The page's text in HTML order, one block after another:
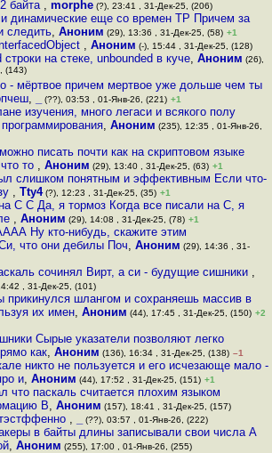
байта ,morphe (?), 23:41 , 31-Дек-25, (206)
динамические еще со времен TP Причем за
следить, Аноним (29), 13:36 , 31-Дек-25, (58) +1
,Аноним (-), 15:44 , 31-Дек-25, (128)
строки на стеке, unbounded в куче,Аноним (26),
(143)
- мёртвое причем мертвое уже дольше чем ты
, (??), 03:53 , 01-Янв-26, (221) +1
изучения, много легаси и всякого полу
программирования, Аноним (235), 12:35 , 01-Янв-26,
писать почти как на скриптовом языке
то , Аноним (29), 13:40 , 31-Дек-25, (63) +1
слишком понятным и эффективным Если что-
, Tty4(?), 12:23 , 31-Дек-25, (35) +1
C C Да, я тормоз Когда все писали на C, я
, Аноним (29), 14:08 , 31-Дек-25, (78) +1
Ну кто-нибудь, скажите этим
что они дебилы Поч, Аноним (29), 14:36 , 31-
сочинял Вирт, а си - будущие сишники ,
, 31-Дек-25, (101)
прикинулся шлангом и сохраняешь массив в
их имен,Аноним (44), 17:45 , 31-Дек-25, (150) +2
Сырые указатели позволяют легко
как, Аноним (136), 16:34 , 31-Дек-25, (138) –1
никто не пользуется и его исчезающе мало -
и, Аноним (44), 17:52 , 31-Дек-25, (151) +1
что паскаль считается плохим языком
В, Аноним (157), 18:41 , 31-Дек-25, (157)
, (??), 03:57 , 01-Янв-26, (222)
в байты длины записывали свои числа А
, Аноним (255), 17:00 , 01-Янв-26, (255)